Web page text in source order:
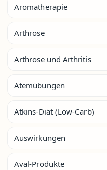
Aromatherapie
Arthrose
Arthrose und Arthritis
Atemübungen
Atkins-Diät (Low-Carb)
Auswirkungen
Aval-Produkte